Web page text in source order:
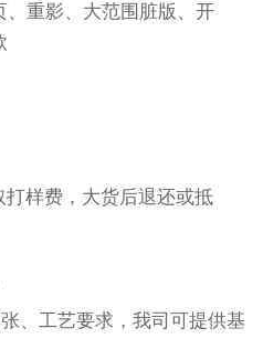
重影、大范围脏版、开
样费，大货后退还或抵
、工艺要求，我司可提供基